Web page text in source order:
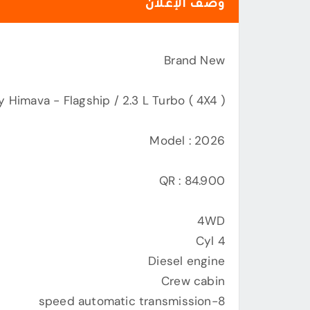
Brand New
Himava - Flagship / 2.3 L Turbo ( 4X4 )
Model : 2026
QR : 84.900
4WD
4 Cyl
Diesel engine
Crew cabin
8-speed automatic transmission